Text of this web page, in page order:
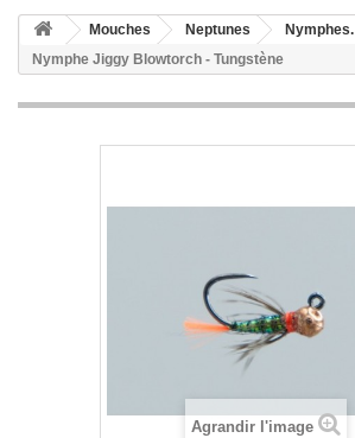
Mouches Neptunes Nymphes.
Nymphe Jiggy Blowtorch - Tungstène
Agrandir l'image